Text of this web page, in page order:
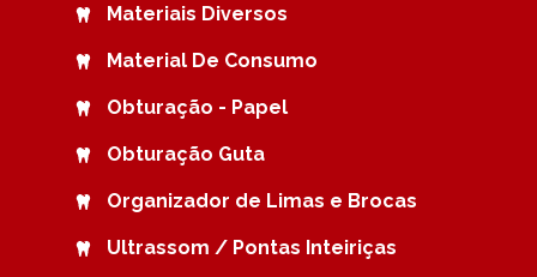
Materiais Diversos
Material De Consumo
Obturação - Papel
Obturação Guta
Organizador de Limas e Brocas
Ultrassom / Pontas Inteiriças